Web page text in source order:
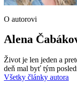
O autorovi
Alena
Život je len jeden a
deň mal byť tým
Všetky články autora